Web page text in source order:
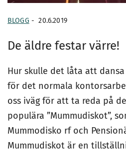
BLOGG - 20.6.2019
De äldre festar värre!
Hur skulle det låta att
för det normala
oss iväg för att ta reda på
populära ”Mummudiskot”,
Mummodisko rf och
Mummudiskot är en